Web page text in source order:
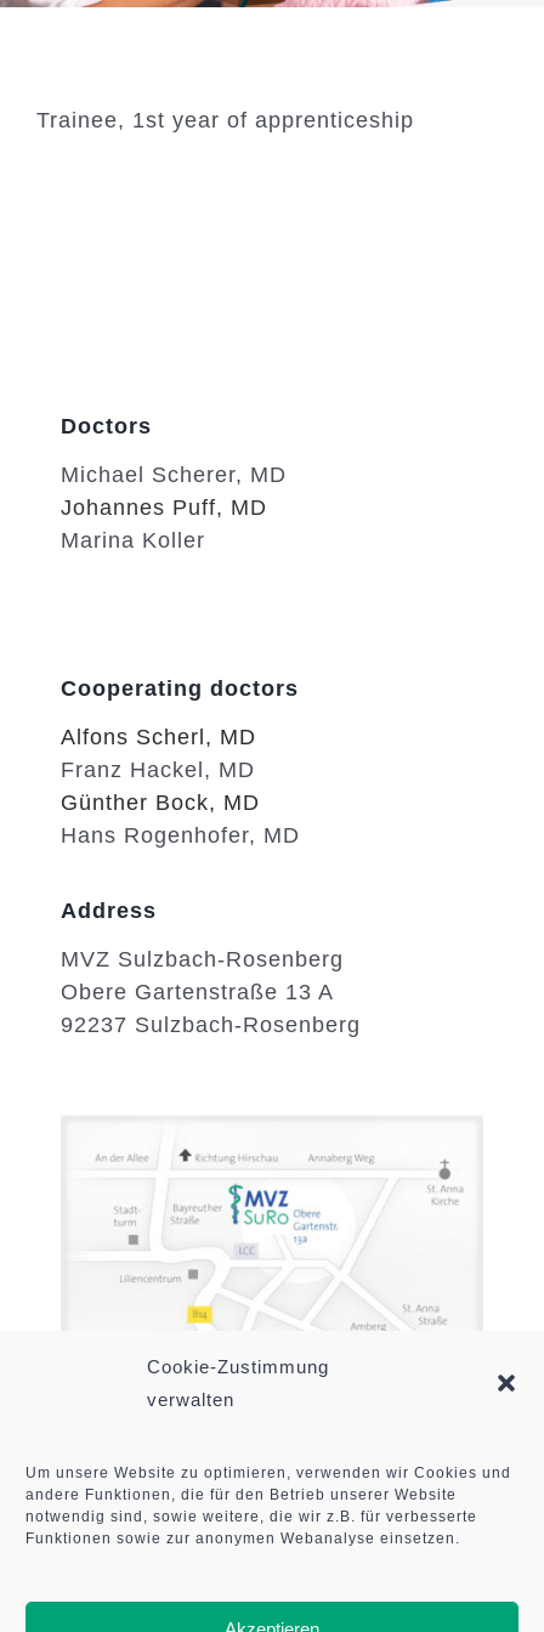
Cookie-Zustimmung
verwalten
Um unsere Website zu optimieren, verwenden wir Cookies und
andere Funktionen, die für den Betrieb unserer Website
notwendig sind, sowie weitere, die wir z.B. für verbesserte
Funktionen sowie zur anonymen Webanalyse einsetzen.
Trainee, 1st year of apprenticeship
Doctors
Michael Scherer, MD
Johannes Puff, MD
Marina Koller
Cooperating doctors
Alfons Scherl, MD
Franz Hackel, MD
Günther Bock, MD
Hans Rogenhofer, MD
Address
MVZ Sulzbach-Rosenberg
Obere Gartenstraße 13 A
92237 Sulzbach-Rosenberg
© Copyright 2012 - 2026 by MVZ
Sulzbach-Rosenberg GmbH | All Rights